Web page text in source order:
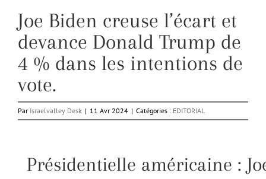
Joe Biden creuse l’écart et
devance Donald Trump de
4 % dans les intentions de
vote.
Par Israelvalley Desk | 11 Avr 2024 | Catégories : EDITORIAL
Présidentielle américaine :